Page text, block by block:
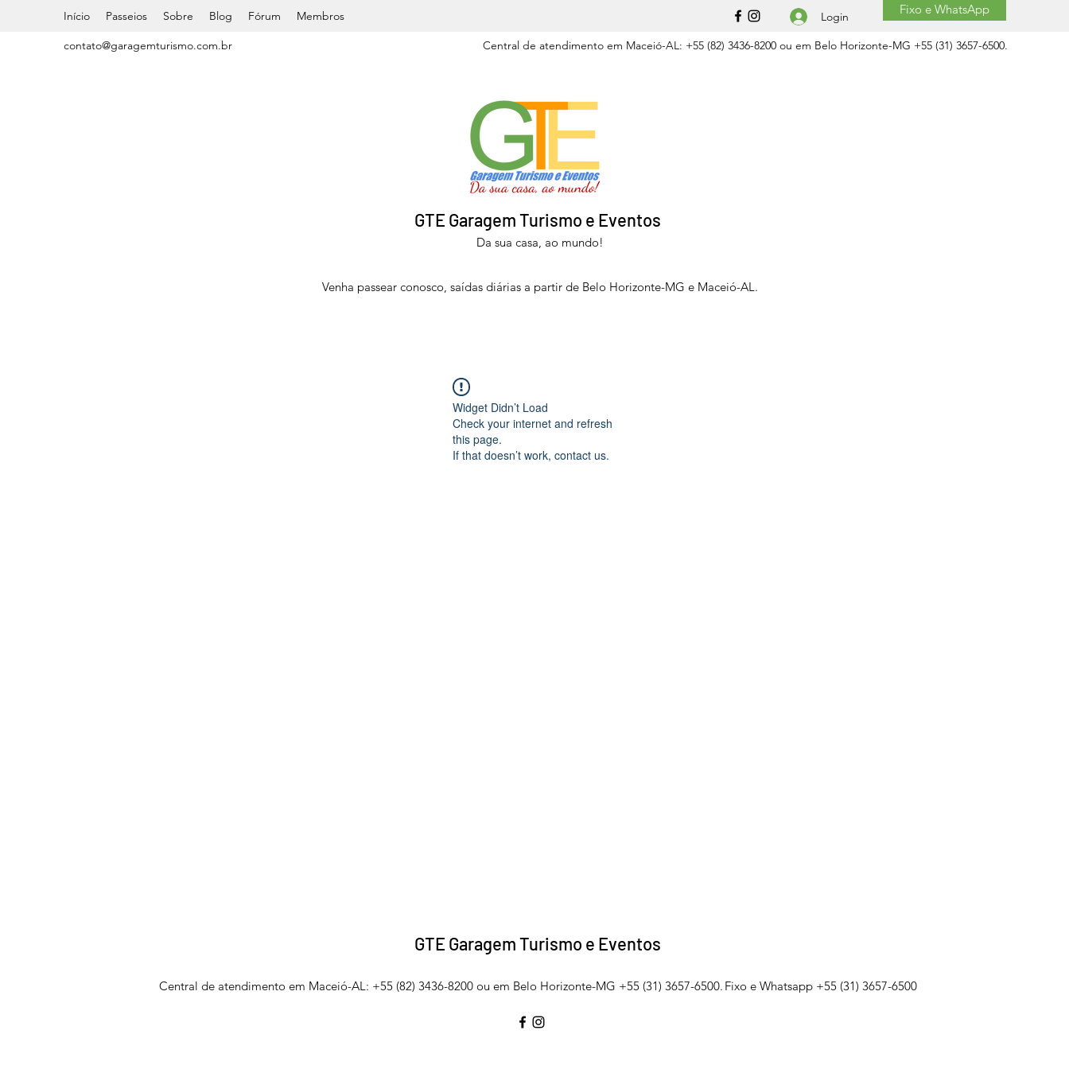
Início Passeios Sobre Blog Fórum Membros Login Fixo e WhatsApp
contato@garagemturismo.com.br Central de atendimento em Maceió-AL: +55 (82) 3436-8200 ou em Belo Horizonte-MG +55 (31) 3657-6500.
GTE Garagem Turismo e Eventos
Da sua casa, ao mundo!
Venha passear conosco, saídas diárias a partir de Belo Horizonte-MG e Maceió-AL.
Widget Didn’t Load
Check your internet and refresh
this page.
If that doesn’t work, contact us.
GTE Garagem Turismo e Eventos
Central de atendimento em Maceió-AL: +55 (82) 3436-8200 ou em Belo Horizonte-MG +55 (31) 3657-6500. Fixo e Whatsapp +55 (31) 3657-6500